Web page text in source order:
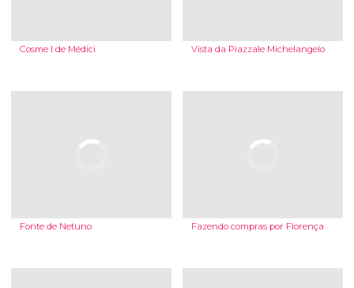
Cosme I de Médici Vista da Piazzale Michelangelo
Fonte de Netuno Fazendo compras por Florença